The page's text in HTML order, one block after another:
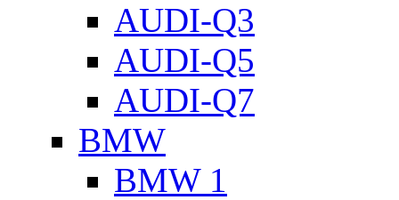
AUDI-Q3
AUDI-Q5
AUDI-Q7
BMW
BMW 1